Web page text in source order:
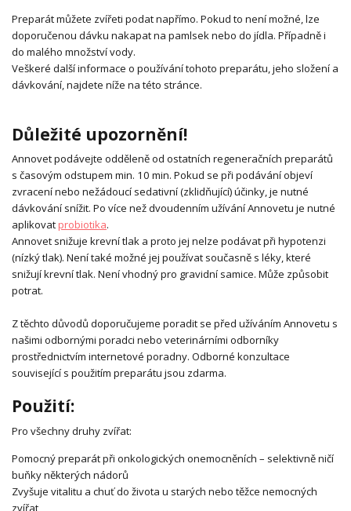
Preparát můžete zvířeti podat napřímo. Pokud to není možné, lze
doporučenou dávku nakapat na pamlsek nebo do jídla. Případně i
do malého množství vody.
Veškeré další informace o používání tohoto preparátu, jeho složení a
dávkování, najdete níže na této stránce.
Důležité upozornění!
Annovet podávejte odděleně od ostatních regeneračních preparátů
s časovým odstupem min. 10 min. Pokud se při podávání objeví
zvracení nebo nežádoucí sedativní (zklidňující) účinky, je nutné
dávkování snížit. Po více než dvoudenním užívání Annovetu je nutné
aplikovat probiotika.
Annovet snižuje krevní tlak a proto jej nelze podávat při hypotenzi
(nízký tlak). Není také možné jej používat současně s léky, které
snižují krevní tlak. Není vhodný pro gravidní samice. Může způsobit
potrat.
Z těchto důvodů doporučujeme poradit se před užíváním Annovetu s
našimi odbornými poradci nebo veterinárními odborníky
prostřednictvím internetové poradny. Odborné konzultace
související s použitím preparátu jsou zdarma.
Použití:
Pro všechny druhy zvířat:
Pomocný preparát při onkologických onemocněních – selektivně ničí
buňky některých nádorů
Zvyšuje vitalitu a chuť do života u starých nebo těžce nemocných
zvířat